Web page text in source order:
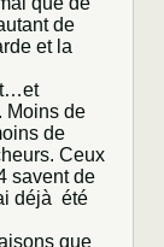
de
et la
Moins de
de
Ceux
savent de
déjà été
que